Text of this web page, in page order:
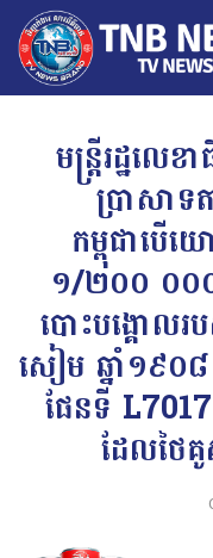
មន្ត្រីរដ្ឋលេខ
ប្រាសាទ
កម្ពុជាបើយ
១/២០០ ០០
បោះបង្គោល
សៀម ឆ្នាំ១៩
ផែនទី
ដែលថៃ